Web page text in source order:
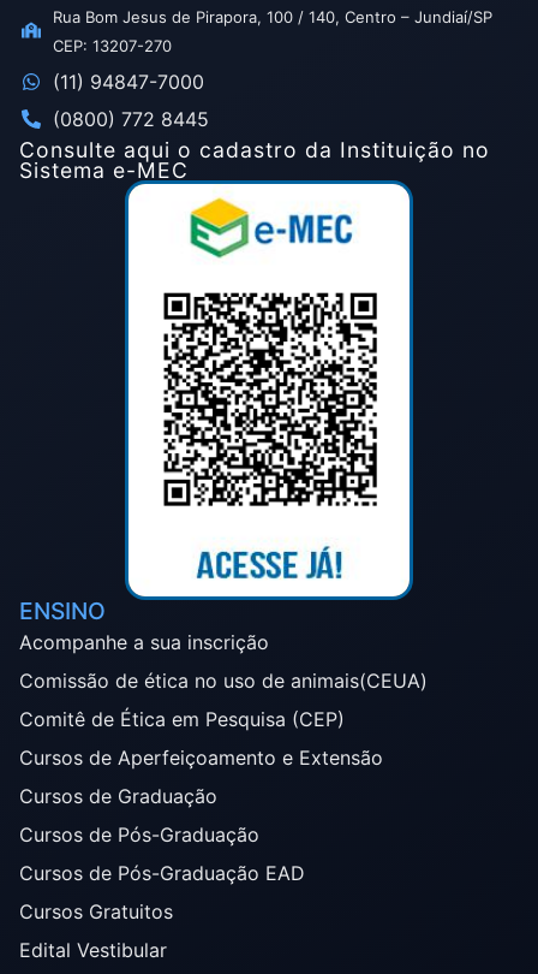
Rua Bom Jesus de Pirapora, 100 / 140, Centro – Jundiaí/SP
CEP: 13207-270
(11) 94847-7000
(0800) 772 8445
Consulte aqui o cadastro da Instituição no
Sistema e-MEC
ENSINO
Acompanhe a sua inscrição
Comissão de ética no uso de animais(CEUA)
Comitê de Ética em Pesquisa (CEP)
Cursos de Aperfeiçoamento e Extensão
Cursos de Graduação
Cursos de Pós-Graduação
Cursos de Pós-Graduação EAD
Cursos Gratuitos
Edital Vestibular